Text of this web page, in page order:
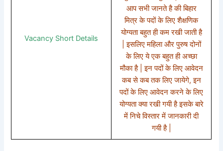
Vacancy Short Details
आप सभी जानते है की बिहार
मित्र के पदों के लिए शैक्षणिक
योग्यता बहुत ही कम रखी जाती है
| इसलिए महिला और पुरुष दोनों
के लिए ये एक बहुत ही अच्छा
मौका है | इन पदों के लिए आवेदन
कब से कब तक लिए जायेगे, इन
पदों के लिए आवेदन करने के लिए
योग्यता क्या रखी गयी है इसके बारे
में निचे विस्तार में जानकारी दी
गयी है |